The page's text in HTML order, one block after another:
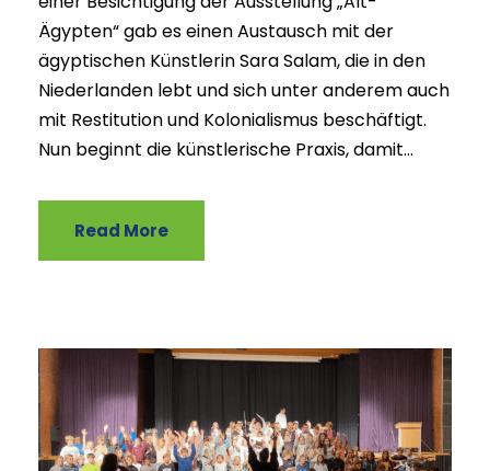
Ägypten“ gab es einen Austausch mit der
ägyptischen Künstlerin Sara Salam, die in den
Niederlanden lebt und sich unter anderem auch
mit Restitution und Kolonialismus beschäftigt.
Nun beginnt die künstlerische Praxis, damit...
Read More